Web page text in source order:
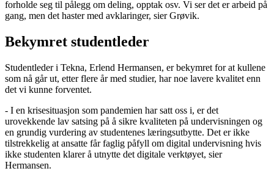
forholde seg til pålegg om deling, opptak osv. Vi ser det er arbeid på
gang, men det haster med avklaringer, sier Grøvik.
Bekymret studentleder
Studentleder i Tekna, Erlend Hermansen, er bekymret for at kullene
som nå går ut, etter flere år med studier, har noe lavere kvalitet enn
det vi kunne forventet.
- I en krisesituasjon som pandemien har satt oss i, er det
urovekkende lav satsing på å sikre kvaliteten på undervisningen og
en grundig vurdering av studentenes læringsutbytte. Det er ikke
tilstrekkelig at ansatte får faglig påfyll om digital undervisning hvis
ikke studenten klarer å utnytte det digitale verktøyet, sier
Hermansen.